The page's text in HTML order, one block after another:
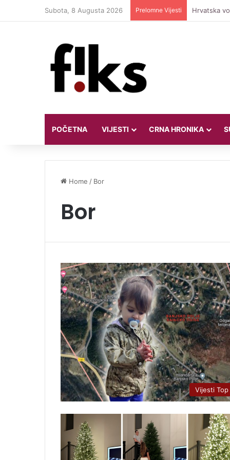
Subota, 8 Augusta 2026 Prelomne Vijesti Hrvatska
POČETNA VIJESTI CRNA HRONIKA
Home / Bor
Bor
Vijesti Top